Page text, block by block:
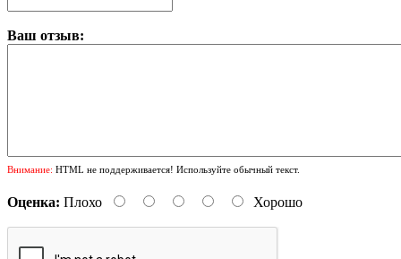
Ваш отзыв:
Внимание: HTML не поддерживается! Используйте обычный текст.
Оценка: Плохо Хорошо